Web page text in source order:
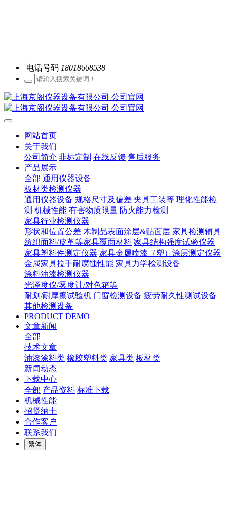
电话号码 18018668538
网站首页
关于我们
公司简介 非标定制 在线反馈 售后服务
产品展示
全部 通用仪器设备
板材类检测仪器
通用仪器设备 规格尺寸及偏差 夹具工装等 理化性能检
测 机械性能 有害物质限量 防火能力检测
家具行业检测仪器
形状和位置公差 木制品表面涂层&贴面层 家具检测辅具
纺织面料/皮革等家具覆面材料 家具结构强度试验仪器
家具塑料件测定仪器 家具金属喷漆（塑）涂层测定仪器
金属家具拉手耐腐蚀性能 家具力学检测设备
涂料油漆检测仪器
光泽度仪/雾度计/对色箱等
耐划/耐摩擦试验机 门窗检测设备 疲劳耐久性测试设备
其他检测设备
PRODUCT DEMO
文章新闻
全部
技术文章
油漆涂料类 橡胶塑料类 家具类 板材类
新闻动态
下载中心
全部 产品资料 标准下载
机械性能
招贤纳士
合作客户
联系我们
繁体